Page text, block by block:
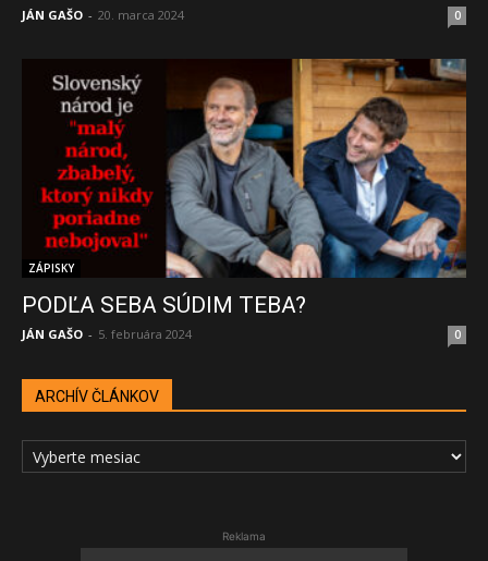
JÁN GAŠO - 20. marca 2024 0
ZÁPISKY
PODĽA SEBA SÚDIM TEBA?
JÁN GAŠO - 5. februára 2024 0
ARCHÍV ČLÁNKOV
ARCHÍV
ČLÁNKOV
Reklama